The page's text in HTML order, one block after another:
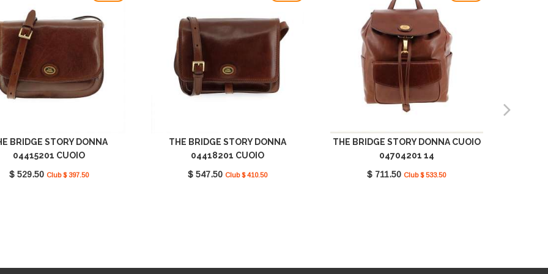
BRIDGE STORY DONNA
04415201 CUOIO
$ 529.50 Club $ 397.50
THE BRIDGE STORY DONNA
04418201 CUOIO
$ 547.50 Club $ 410.50
THE BRIDGE STORY DONNA CUOIO
04704201 14
$ 711.50 Club $ 533.50